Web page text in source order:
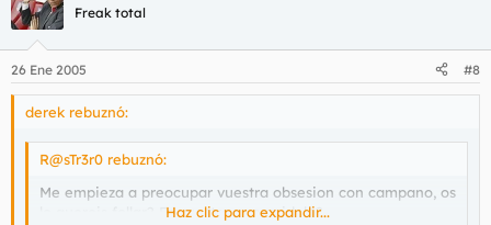
Freak total
26 Ene 2005 #8
derek rebuznó:
R@sTr3r0 rebuznó:
Me empieza a preocupar vuestra obsesion con campano, os
lo quereis follar? Es vuestro nuevo idolo?
Haz clic para expandir...